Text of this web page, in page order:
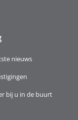
nieuws
bij u in de buurt